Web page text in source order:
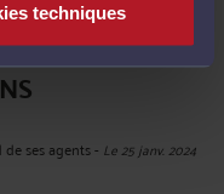
techniques
ses agents- Le 25 janv. 2024